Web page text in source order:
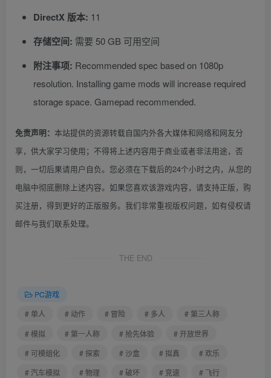
DirectX 版本: 11
存储空间: 需要 50 GB 可用空间
附注事项: Recommended spec based on 1080p
resolution. Installing game mods will increase required
storage space. Gamepad recommended.
免责声明： 本站提供的资源转载自国内外各大媒体和网络和网友分
享，供大家学习使用；不得将上述内容用于商业或者非法用途，否
则，一切后果请用户自负。您必须在下载后的24个小时之内，从您的
电脑中彻底删除上述内容。如果您喜欢该游戏内容，请支持正版，购
买注册，得到更好的正版服务。我们非常重视版权问题，如有侵权请
邮件与我们联系处理。
THE END
PC游戏
# 单人
# 动作 # 冒险 # 多人
# 第三人称
# 模拟
# 第一人称 # 抢先体验
# 开放世界
# 可模组化
# 探索 # 沙盒 # 拟真
# 欢乐
# 汽车模拟
# 物理 # 破坏 # 竞速
# 飞行